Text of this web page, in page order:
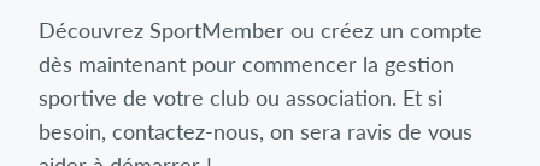
Découvrez SportMember ou créez un compte
dès maintenant pour commencer la gestion
sportive de votre club ou association. Et si
besoin, contactez-nous, on sera ravis de vous